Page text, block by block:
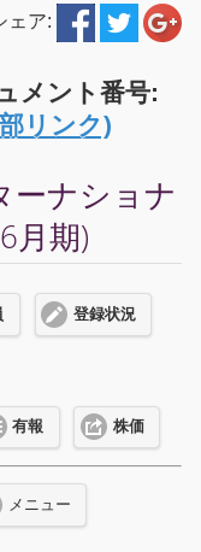
ェア:
メント番号:
リンク)
ーナショナ
月期)
登録状況
有報 株価
メニュー